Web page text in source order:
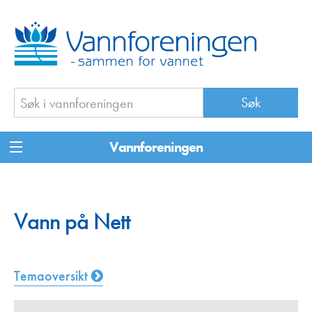
Vannforeningen
Vann på Nett
Temaoversikt